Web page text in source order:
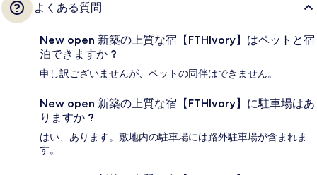
よくある質問
New open 新築の上質な宿【FTHIvory】はペットと宿
泊できますか ?
申し訳ございませんが、ペットの同伴はできません。
New open 新築の上質な宿【FTHIvory】に駐車場はあ
りますか ?
はい、あります。敷地内の駐車場には路外駐車場が含まれま
す。